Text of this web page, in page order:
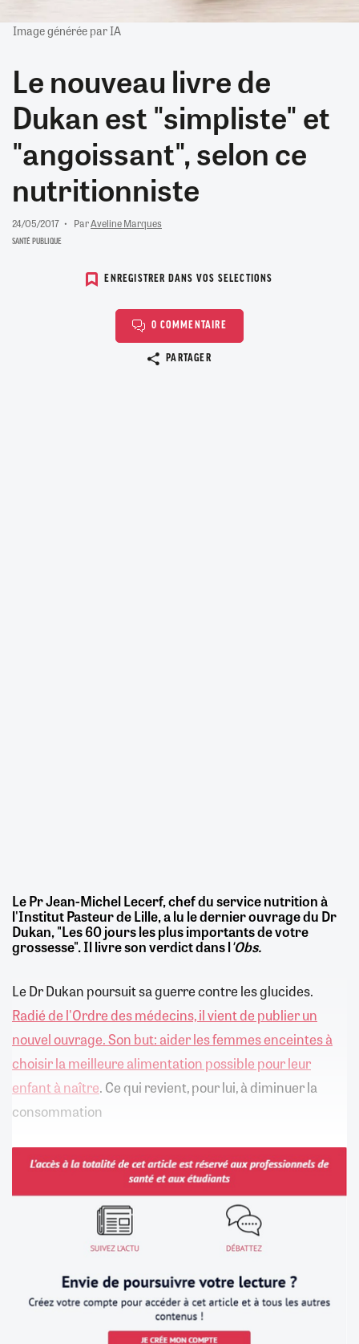
Image générée par IA
Le nouveau livre de
Dukan est "simpliste" et
"angoissant", selon ce
nutritionniste
24/05/2017 ParAveline Marques
SANTÉ PUBLIQUE
ENREGISTRER DANS VOS SELECTIONS
0 COMMENTAIRE
PARTAGER
Le Pr Jean-Michel Lecerf, chef du service nutrition à
l'Institut Pasteur de Lille, a lu le dernier ouvrage du Dr
Dukan, "Les 60 jours les plus importants de votre
grossesse". Il livre son verdict dans l'Obs.
Le Dr Dukan poursuit sa guerre contre les glucides.
Radié de l'Ordre des médecins, il vient de publier un
nouvel ouvrage. Son but: aider les femmes enceintes à
choisir la meilleure alimentation possible pour leur
enfant à naître. Ce qui revient, pour lui, à diminuer la
consommation